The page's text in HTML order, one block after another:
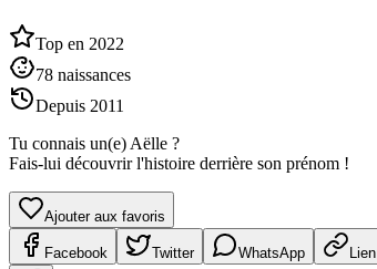
Top en 2022
78 naissances
Depuis 2011
Tu connais un(e) Aëlle ?
Fais-lui découvrir l'histoire derrière son prénom !
Ajouter aux favoris
Facebook Twitter WhatsApp Lien